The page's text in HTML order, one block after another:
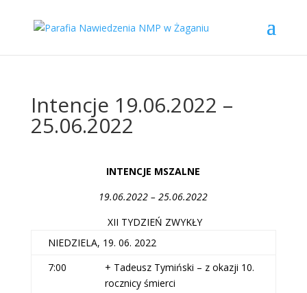
Intencje 19.06.2022 –
25.06.2022
INTENCJE MSZALNE
19.06.2022 – 25.06.2022
XII TYDZIEŃ ZWYKŁY
NIEDZIELA, 19. 06. 2022
7:00
+ Tadeusz Tymiński – z okazji 10.
rocznicy śmierci